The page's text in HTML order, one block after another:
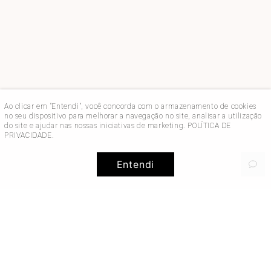
Ao clicar em "Entendi", você concorda com o armazenamento de cookies
no seu dispositivo para melhorar a navegação no site, analisar a utilização
do site e ajudar nas nossas iniciativas de marketing. POLÍTICA DE
PRIVACIDADE.
Entendi